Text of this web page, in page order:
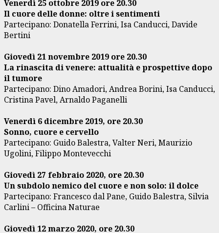
Venerdì 25 ottobre 2019 ore 20.30
Il cuore delle donne: oltre i sentimenti
Partecipano: Donatella Ferrini, Isa Canducci, Davide
Bertini
Giovedì 21 novembre 2019 ore 20.30
La rinascita di venere: attualità e prospettive dopo
il tumore
Partecipano: Dino Amadori, Andrea Borini, Isa Canducci,
Cristina Pavel, Arnaldo Paganelli
Venerdì 6 dicembre 2019, ore 20.30
Sonno, cuore e cervello
Partecipano: Guido Balestra, Valter Neri, Maurizio
Ugolini, Filippo Montevecchi
Giovedì 27 febbraio 2020, ore 20.30
Un subdolo nemico del cuore e non solo: il dolce
Partecipano: Francesco dal Pane, Guido Balestra, Silvia
Carlini – Officina Naturae
Giovedì 12 marzo 2020, ore 20.30